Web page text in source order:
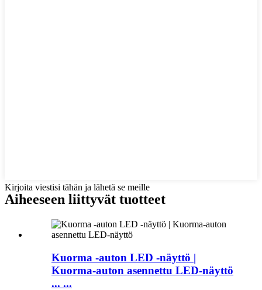
Kirjoita viestisi tähän ja lähetä se meille
Aiheeseen liittyvät tuotteet
Kuorma -auton LED -näyttö |
Kuorma-auton asennettu LED-näyttö
... ...